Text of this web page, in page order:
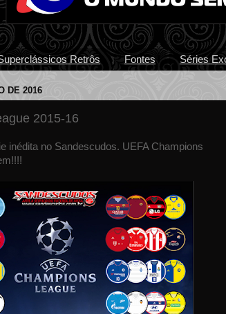
Retrôs Fontes Séries
DE 2016
2015-16
inédita no Sandescudos. UEFA Champions